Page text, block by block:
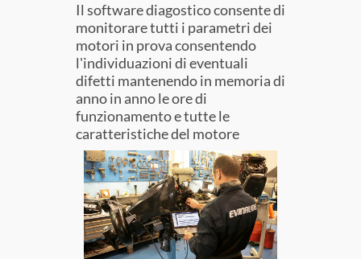
Il software diagostico consente di
monitorare tutti i parametri dei
motori in prova consentendo
l'individuazioni di eventuali
difetti mantenendo in memoria di
anno in anno le ore di
funzionamento e tutte le
caratteristiche del motore